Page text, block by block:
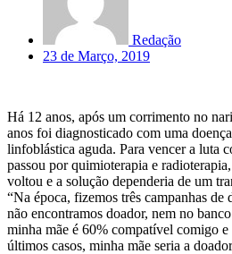
Redação
23 de Março, 2019
Há 12 anos, após um corrimento no
anos foi diagnosticado com uma
linfoblástica aguda. Para vencer a luta
passou por quimioterapia e
voltou e a solução dependeria de um
“Na época, fizemos três campanhas de
não encontramos doador, nem no
minha mãe é 60% compatível comigo
últimos casos, minha mãe seria a